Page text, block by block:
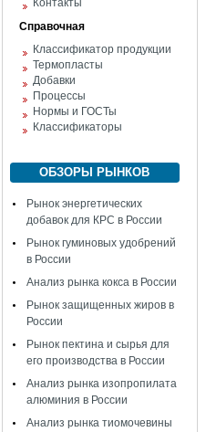
Контакты
Справочная
Классификатор продукции
Термопласты
Добавки
Процессы
Нормы и ГОСТы
Классификаторы
ОБЗОРЫ РЫНКОВ
Рынок энергетических
добавок для КРС в России
Рынок гуминовых удобрений
в России
Анализ рынка кокса в России
Рынок защищенных жиров в
России
Рынок пектина и сырья для
его производства в России
Анализ рынка изопропилата
алюминия в России
Анализ рынка тиомочевины